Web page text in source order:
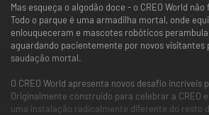
Mas esqueça o algodão doce - o CREO World
Todo o parque é uma armadilha mortal, onde
enlouqueceram e mascotes robóticos
aguardando pacientemente por novos visitantes
saudação mortal.
O CREO World apresenta novos desafio incríveis
Originalmente construído para celebrar a CREO
uma instalação radicalmente diferente do resto